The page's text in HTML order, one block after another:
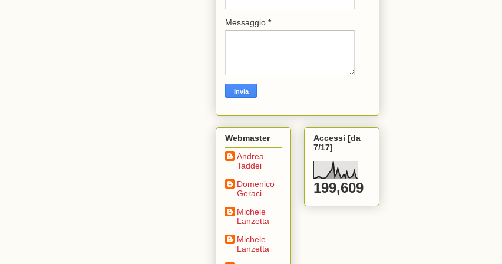
Messaggio *
Webmaster
Andrea
Taddei
Domenico
Geraci
Michele
Lanzetta
Michele
Lanzetta
Accessi [da
7/17]
199,609